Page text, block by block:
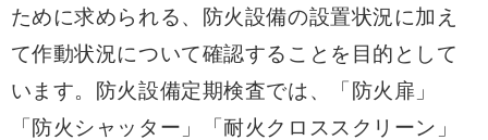
ために求められる、防火設備の設置状況に加え
て作動状況について確認することを目的として
います。防火設備定期検査では、「防火扉」
「防火シャッター」「耐火クロススクリーン」